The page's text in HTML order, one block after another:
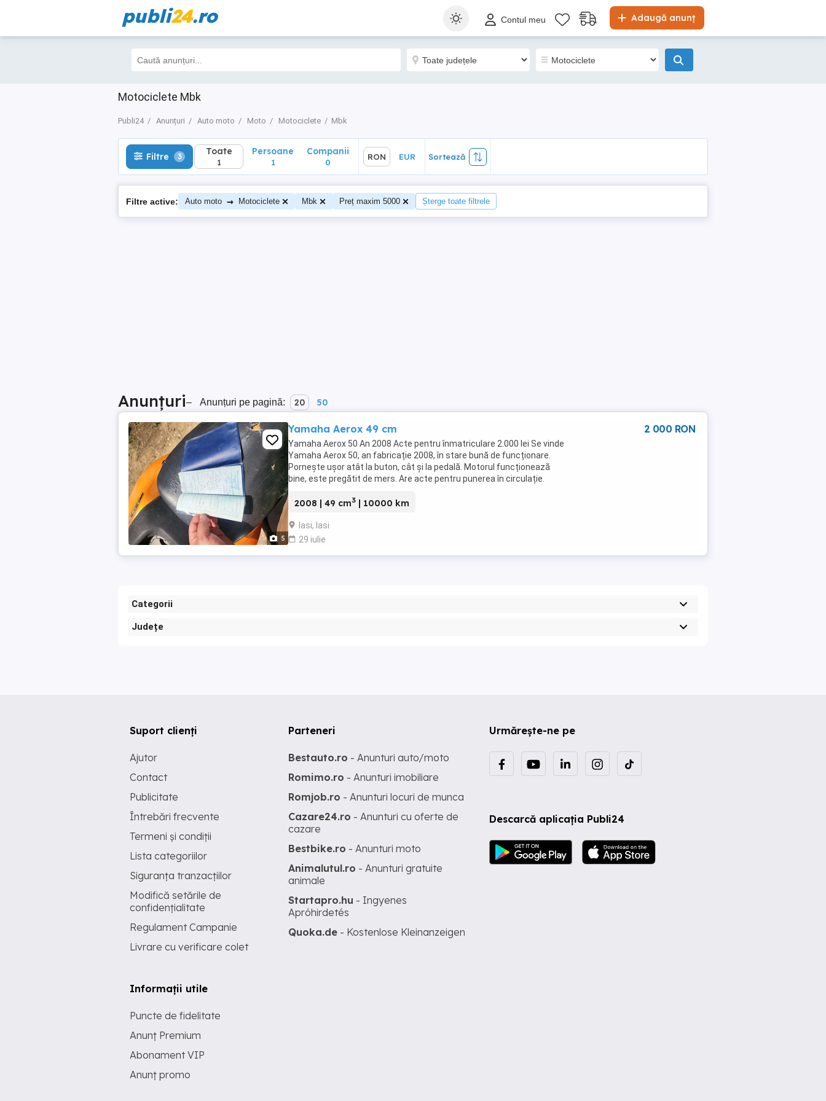
publi24.ro Adaugă anunț
Contul meu
Motociclete Mbk
Publi24 Anunțuri Auto moto Moto Motociclete Mbk
Filtre 3 Toate
1
Sortează
Filtre 3 Toate
1
Persoane
1
Companii
0
RON EUR Sortează
Filtre active: Auto moto → Motociclete Mbk Preț maxim 5000 Șterge toate filtrele
Anunțuri– Anunțuri pe pagină: 20 50
5
Yamaha Aerox 49 cm
Yamaha Aerox 50 An 2008 Acte pentru înmatriculare 2.000 lei Se vinde
Yamaha Aerox 50, an fabricație 2008, în stare bună de funcționare.
Pornește ușor atât la buton, cât și la pedală. Motorul funcționează
bine, este pregătit de mers. Are acte pentru punerea în circulație.
2008 | 49 cm3 | 10000 km
Iasi, Iasi
29 iulie
2 000 RON
Categorii
Județe
Urmărește-ne pe
Descarcă aplicația Publi24
Suport clienți
Ajutor
Contact
Publicitate
Întrebări frecvente
Termeni și condiții
Lista categoriilor
Siguranța tranzacțiilor
Modifică setările de
confidențialitate
Regulament Campanie
Livrare cu verificare colet
Informații utile
Puncte de fidelitate
Anunț Premium
Abonament VIP
Anunț promo
Parteneri
Bestauto.ro - Anunturi auto/moto
Romimo.ro - Anunturi imobiliare
Romjob.ro - Anunturi locuri de munca
Cazare24.ro - Anunturi cu oferte de
cazare
Bestbike.ro - Anunturi moto
Animalutul.ro - Anunturi gratuite
animale
Startapro.hu - Ingyenes
Apróhirdetés
Quoka.de - Kostenlose Kleinanzeigen